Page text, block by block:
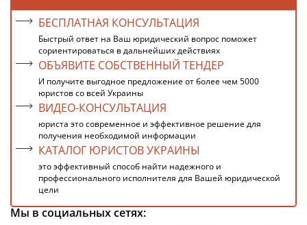
БЕСПЛАТНАЯ КОНСУЛЬТАЦИЯ
Быстрый ответ на Ваш юридический вопрос поможет
сориентироваться в дальнейших действиях
ОБЪЯВИТЕ СОБСТВЕННЫЙ ТЕНДЕР
И получите выгодное предложение от более чем 5000
юристов со всей Украины
ВИДЕО-КОНСУЛЬТАЦИЯ
юриста это современное и эффективное решение для
получения необходимой информации
КАТАЛОГ ЮРИСТОВ УКРАИНЫ
это эффективный способ найти надежного и
профессионального исполнителя для Вашей юридической
цели
Мы в социальных сетях: